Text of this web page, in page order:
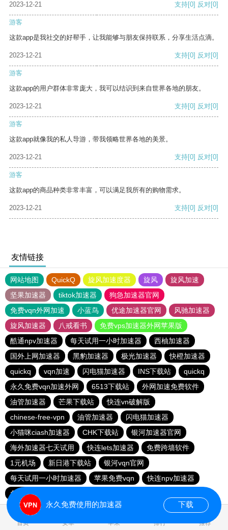
2023-12-21
支持[0] 反对[0]
游客
这款app是我社交的好帮手，让我能够与朋友保持联系，分享生活点滴。
2023-12-21 支持[0] 反对[0]
游客
这款app的用户群体非常庞大，我可以结识到来自世界各地的朋友。
2023-12-21 支持[0] 反对[0]
游客
这款app就像我的私人导游，带我领略世界各地的美景。
2023-12-21 支持[0] 反对[0]
游客
这款app的商品种类非常丰富，可以满足我所有的购物需求。
2023-12-21 支持[0] 反对[0]
友情链接
网站地图 QuickQ 旋风加速度器 旋风
旋风加速
坚果加速器
tiktok加速器
狗急加速器官网
免费vqn外网加速
小蓝鸟 优途加速器官网
风驰加速器
旋风加速器
八戒看书
免费vps加速器外网苹果版
酷通npv加速器
每天试用一小时加速器
西柚加速器
国外上网加速器
黑豹加速器 极光加速器
快橙加速器
quickq
vqn加速 闪电猫加速器 INS下载站
quickq
永久免费vqn加速外网
6513下载站
外网加速免费软件
油管加速器
芒果下载站
快连vn破解版
chinese-free-vpn
油管加速器
闪电猫加速器
小猫咪ciash加速器
CHK下载站
银河加速器官网
海外加速器七天试用
快连lets加速器
免费跨墙软件
1元机场
新日港下载站
银河vqn官网
每天试用一小时加速器
苹果免费vqn
快连npv加速器
免费vqn加速
首页 安卓 苹果 排行 推荐
永久免费使用的加速器 下载
0.666299s